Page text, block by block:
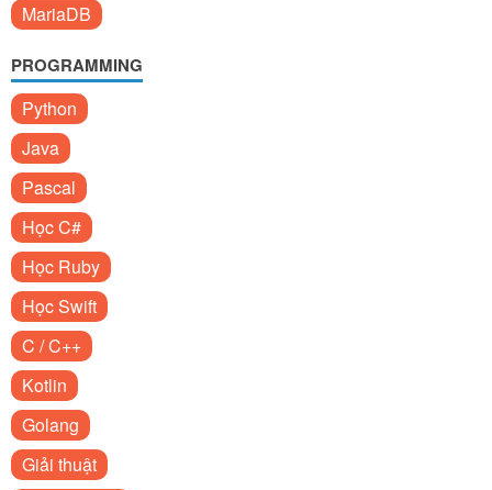
MariaDB
PROGRAMMING
Python
Java
Pascal
Học C#
Học Ruby
Học Swift
C / C++
Kotlin
Golang
Giải thuật